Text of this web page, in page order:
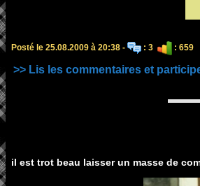
Posté le 25.08.2009 à 20:38 - : 3 : 659
>> Lis les commentaires et
il est trot beau laisser un masse de